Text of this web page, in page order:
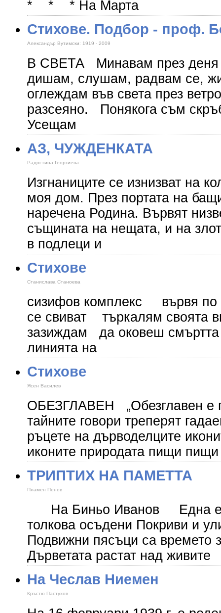
* * * На Марта До
Стихове. Подбор - проф.
Александър Вутимски: 1919 - 2009
В СВЕТА Минавам през деня
дишам, слушам, радвам се,
оглеждам във света през
разсеяно. Понякога съм
Усещам
АЗ, ЧУЖДЕНКАТА
Радостина Георгиева
Изгнаниците се изнизват на
моя дом. През портата на
наречена Родина. Вървят
същината на нещата, и на
в подлеци и
Стихове
Станислава Станоева
сизифов комплекс вървя по
се свиват търкалям своята
зазиждам да оковеш
линията на
Стихове
Ясен Василев
ОБЕЗГЛАВЕН „Обезглавен е
тайните говори треперят
ръцете на дърводелците
иконите природата пищи пищи
ТРИПТИХ НА ПАМЕТТА
Пламен Пенев
На Биньо Иванов Една е
толкова осъдени Покриви и
Подвижни пясъци са времето
Дърветата растат над живите
На Чеслав Ниемен
Кръстю Пастухов